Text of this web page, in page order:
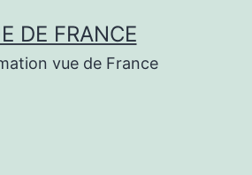
DE FRANCE
vue de France